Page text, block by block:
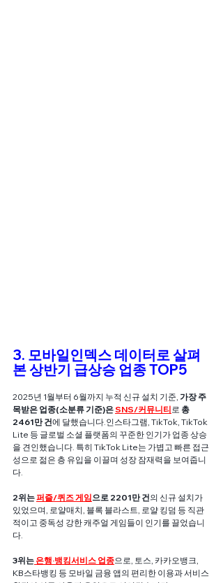
3. 모바일인덱스 데이터로 살펴
본 상반기 급상승 업종 TOP5
2025년 1월부터 6월까지 누적 신규 설치 기준, 가장 주
목받은 업종(소분류 기준)은SNS/커뮤니티로 총
2461만 건에 달했습니다.인스타그램, TikTok, TikTok
Lite 등 글로벌 소셜 플랫폼의 꾸준한 인기가 업종 상승
을 견인했습니다. 특히 TikTok Lite는 가볍고 빠른 접근
성으로 젊은 층 유입을 이끌며 성장 잠재력을 보여줍니
다.
2위는 퍼즐/퀴즈 게임으로 2201만 건의 신규 설치가
있었으며, 로얄매치, 블록 블라스트, 로얄 킹덤 등 직관
적이고 중독성 강한 캐주얼 게임들이 인기를 끌었습니
다.
3위는 은행·뱅킹서비스 업종으로, 토스, 카카오뱅크,
KB스타뱅킹 등 모바일 금융 앱의 편리한 이용과 서비스